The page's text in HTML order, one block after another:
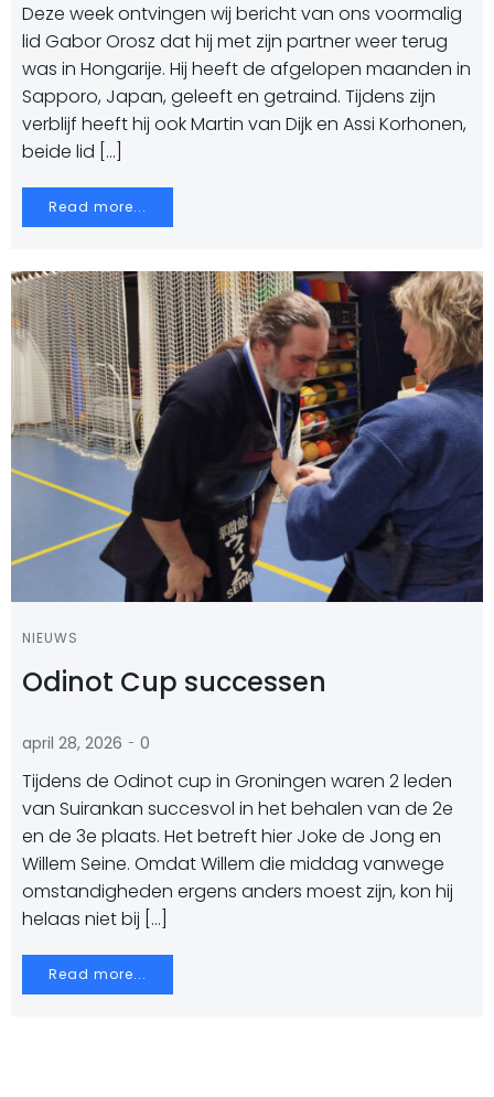
Deze week ontvingen wij bericht van ons voormalig
lid Gabor Orosz dat hij met zijn partner weer terug
was in Hongarije. Hij heeft de afgelopen maanden in
Sapporo, Japan, geleeft en getraind. Tijdens zijn
verblijf heeft hij ook Martin van Dijk en Assi Korhonen,
beide lid […]
Read more...
NIEUWS
Odinot Cup successen
april 28, 2026 - 0
Tijdens de Odinot cup in Groningen waren 2 leden
van Suirankan succesvol in het behalen van de 2e
en de 3e plaats. Het betreft hier Joke de Jong en
Willem Seine. Omdat Willem die middag vanwege
omstandigheden ergens anders moest zijn, kon hij
helaas niet bij […]
Read more...